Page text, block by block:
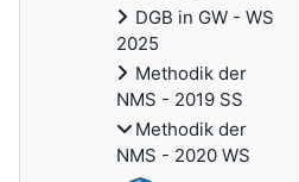
DGB in GW - WS
2025
Methodik der
NMS - 2019 SS
Methodik der
NMS - 2020 WS